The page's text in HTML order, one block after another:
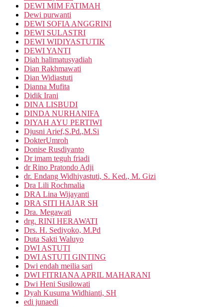
DEWI MIM FATIMAH
Dewi purwanti
DEWI SOFIA ANGGRINI
DEWI SULASTRI
DEWI WIDIYASTUTIK
DEWI YANTI
Diah halimatusyadiah
Dian Rakhmawati
Dian Widiastuti
Dianna Mufita
Didik Irani
DINA LISBUDI
DINDA NURHANIFA
DIYAH AYU PERTIWI
Djusni Arief,S.Pd.,M.Si
DokterUmroh
Donise Rusdiyanto
Dr imam teguh friadi
dr Rino Pratondo Adji
dr. Endang Widhiyastuti, S. Ked., M. Gizi
Dra Lili Rochmalia
DRA Lina Wijayanti
DRA SITI HAJAR SH
Dra. Megawati
drg. RINI HERAWATI
Drs. H. Sediyoko, M.Pd
Duta Sakti Waluyo
DWI ASTUTI
DWI ASTUTI GINTING
Dwi endah meilia sari
DWI FITRIANA APRIL MAHARANI
Dwi Heni Susilowati
Dyah Kusuma Widhianti, SH
edi junaedi